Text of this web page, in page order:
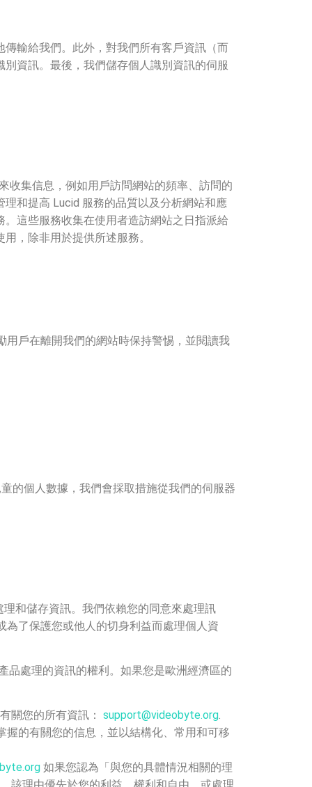
輸給我們。此外，對我們所有客戶資訊（而
資訊。最後，我們儲存個人識別資訊的伺服
收集信息，例如用戶訪問網站的頻率、訪問的
和提高 Lucid 服務的品質以及分析網站和應
這些服務收集在使用者造訪網站之日指派給
，除非用於提供所述服務。
戶在離開我們的網站時保持警惕，並閱讀我
的個人數據，我們會採取措施從我們的伺服器
和儲存資訊。我們依賴您的同意來處理訊
了保護您或他人的切身利益而處理個人資
品處理的資訊的權利。如果您是歐洲經濟區的
關您的所有資訊： support@videobyte.org.
握的有關您的信息，並以結構化、常用和可移
如果您認為「與您的具體情況相關的理